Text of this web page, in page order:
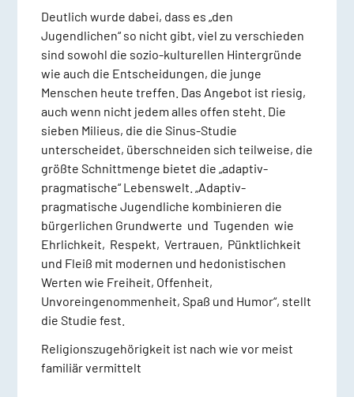
Deutlich wurde dabei, dass es „den
Jugendlichen“ so nicht gibt, viel zu verschieden
sind sowohl die sozio-kulturellen Hintergründe
wie auch die Entscheidungen, die junge
Menschen heute treffen. Das Angebot ist riesig,
auch wenn nicht jedem alles offen steht. Die
sieben Milieus, die die Sinus-Studie
unterscheidet, überschneiden sich teilweise, die
größte Schnittmenge bietet die „adaptiv-
pragmatische“ Lebenswelt. „Adaptiv-
pragmatische Jugendliche kombinieren die
bürgerlichen Grundwerte und Tugenden wie
Ehrlichkeit, Respekt, Vertrauen, Pünktlichkeit
und Fleiß mit modernen und hedonistischen
Werten wie Freiheit, Offenheit,
Unvoreingenommenheit, Spaß und Humor“, stellt
die Studie fest.
Religionszugehörigkeit ist nach wie vor meist
familiär vermittelt